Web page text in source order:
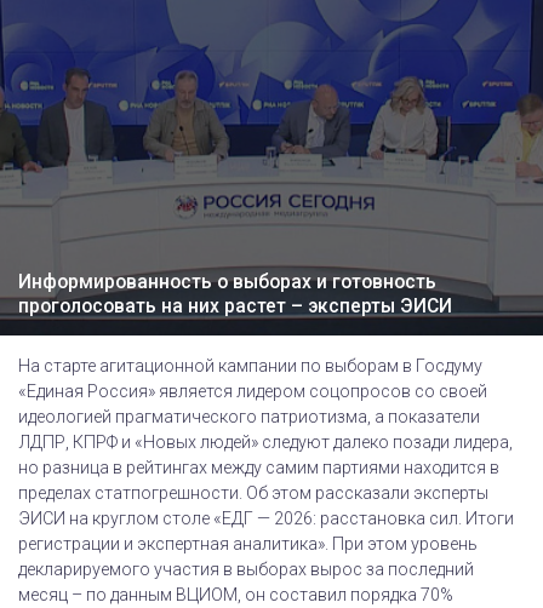
Информированность о выборах и готовность
проголосовать на них растет – эксперты ЭИСИ
На старте агитационной кампании по выборам в Госдуму
«Единая Россия» является лидером соцопросов со своей
идеологией прагматического патриотизма, а показатели
ЛДПР, КПРФ и «Новых людей» следуют далеко позади лидера,
но разница в рейтингах между самим партиями находится в
пределах статпогрешности. Об этом рассказали эксперты
ЭИСИ на круглом столе «ЕДГ — 2026: расстановка сил. Итоги
регистрации и экспертная аналитика». При этом уровень
декларируемого участия в выборах вырос за последний
месяц – по данным ВЦИОМ, он составил порядка 70%